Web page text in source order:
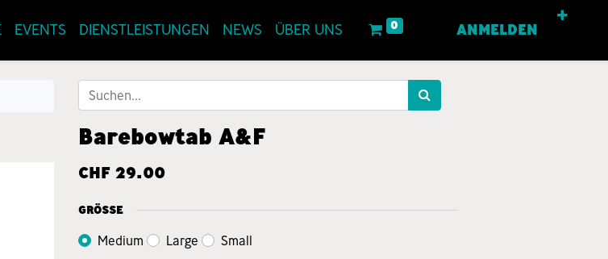
EVENTS DIENSTLEISTUNGEN NEWS ÜBER UNS 0 ANMELDEN
Barebowtab A&F
CHF 29.00
GRÖSSE
Medium Large Small